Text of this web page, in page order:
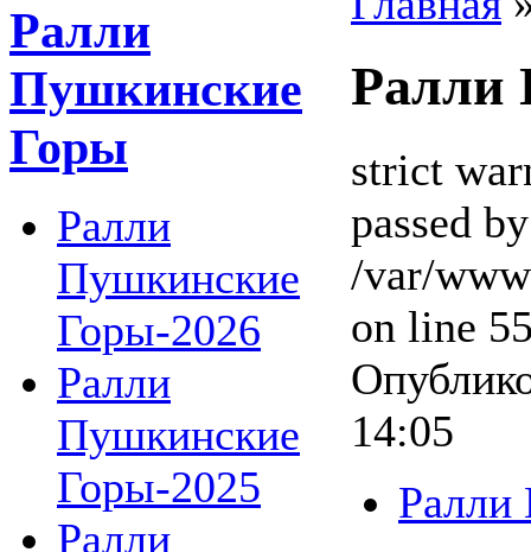
Ралли
Пушкинские
Горы
Ралли
Пушкинские
Горы-2026
Ралли
Пушкинские
Горы-2025
Ралли
Ралли
strict
passed
/var/
on line
14:05
Ралли